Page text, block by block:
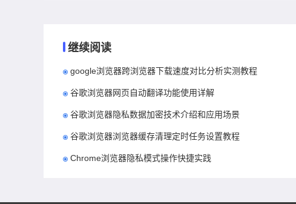
继续阅读
google浏览器跨浏览器下载速度对比分析实测教程
谷歌浏览器网页自动翻译功能使用详解
谷歌浏览器隐私数据加密技术介绍和应用场景
谷歌浏览器浏览器缓存清理定时任务设置教程
Chrome浏览器隐私模式操作快捷实践